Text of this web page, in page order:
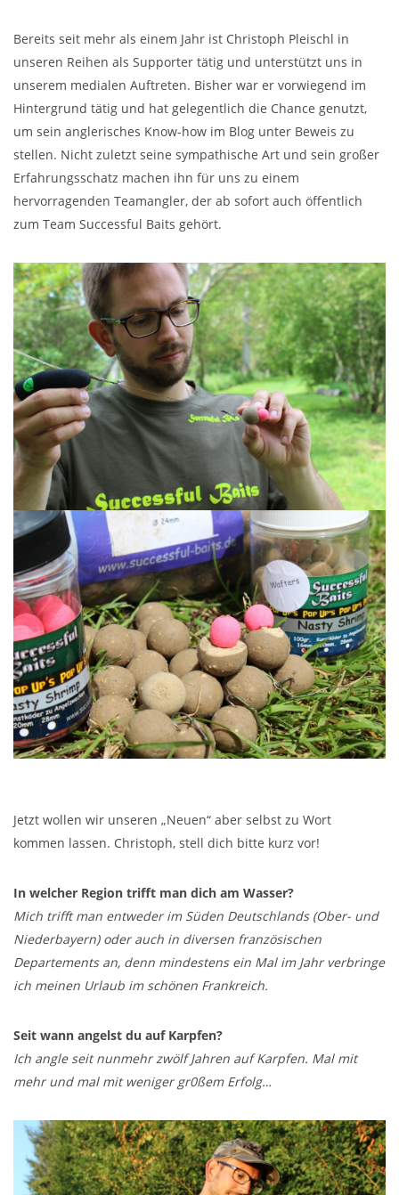
Bereits seit mehr als einem Jahr ist Christoph Pleischl in
unseren Reihen als Supporter tätig und unterstützt uns in
unserem medialen Auftreten. Bisher war er vorwiegend im
Hintergrund tätig und hat gelegentlich die Chance genutzt,
um sein anglerisches Know-how im Blog unter Beweis zu
stellen. Nicht zuletzt seine sympathische Art und sein großer
Erfahrungsschatz machen ihn für uns zu einem
hervorragenden Teamangler, der ab sofort auch öffentlich
zum Team Successful Baits gehört.
Jetzt wollen wir unseren „Neuen“ aber selbst zu Wort
kommen lassen. Christoph, stell dich bitte kurz vor!
In welcher Region trifft man dich am Wasser?
Mich trifft man entweder im Süden Deutschlands (Ober- und
Niederbayern) oder auch in diversen französischen
Departements an, denn mindestens ein Mal im Jahr verbringe
ich meinen Urlaub im schönen Frankreich.
Seit wann angelst du auf Karpfen?
Ich angle seit nunmehr zwölf Jahren auf Karpfen. Mal mit
mehr und mal mit weniger gr0ßem Erfolg…